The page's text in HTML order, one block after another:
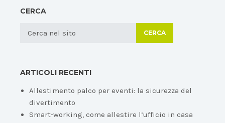
CERCA
CERCA
ARTICOLI RECENTI
Allestimento palco per eventi: la sicurezza del
divertimento
Smart-working, come allestire l’ufficio in casa